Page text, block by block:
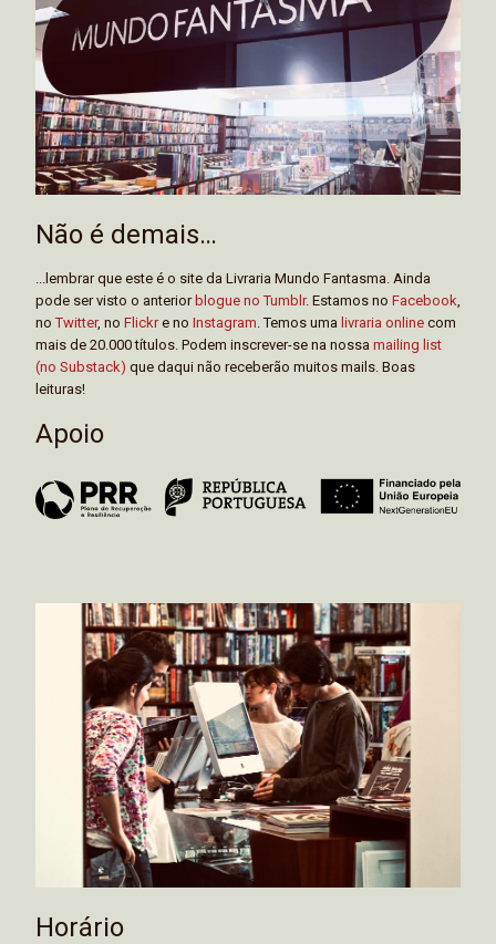
Não é demais…
...lembrar que este é o site da Livraria Mundo Fantasma. Ainda
pode ser visto o anteriorblogue no Tumblr. Estamos no Facebook
noTwitter, no Flickre no Instagram . Temos uma livraria online com
mais de 20.000 títulos. Podem inscrever-se na nossa mailing list
(no Substack) que daqui não receberão muitos mails. Boas
leituras!
Apoio
Horário